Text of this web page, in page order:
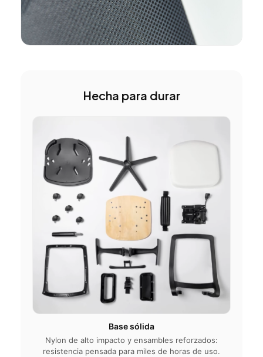
Hecha para durar
Base sólida
Nylon de alto impacto y ensambles reforzados:
resistencia pensada para miles de horas de uso.